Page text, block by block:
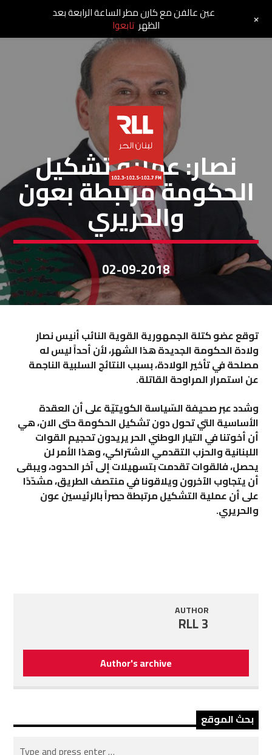
مقالات
نصار: عملية تشكيل
الحكومة مرتبطة بعون
والحريري
02-09-2018
توقع عضو كتلة الجمهورية القوية النائب​أنيس نصار
ولادة الحكومة الجديدة هذا الشهر، لأن أحداً ليس له
مصلحة في تأخير الولادة، بسبب النتائج السلبية الناجمة
عن استمرار المراوحة القاتلة.
وشدد عبر صحيفة السّياسة الكويتيّة على أن العقدة
الأساسية التي تحول دون​تشكيل الحكومة​ حتى الان، هي
أن أخوتنا في​التيار الوطني الحر​ يريدون تحجيم​القوات
اللبنانية​ و​الحزب التقدمي الاشتراكي​، وهذا الأمر لن
يحصل، فالقوات تقدمت بتسهيلات إلى آخر الحدود، ويبقى
أن يتجاوب الآخرون ويلاقونا في منتصف الطريق، مشدّدًا
على أن عملية التشكيل مرتبطة حصراً بالرئيسين عون
والحريري.
AUTHOR
RLL 3
Author's archive
بحث الموقع
عين عالفن مع كارن مطر الساعة الرابعة بعد
الظهر تابعوا +